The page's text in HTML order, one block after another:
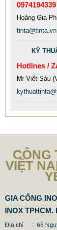
Hoàng Gia
tinta@tinta.vn
KỸ
Hotlines /
Mr Viết Sáu
CÔNG
VIỆT
GIA CÔNG
INOX TPHCM.
Địa chỉ : 68